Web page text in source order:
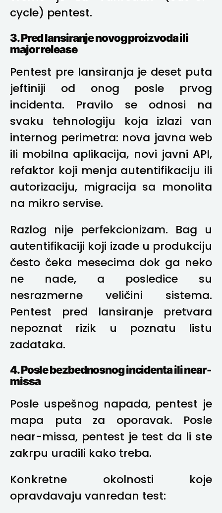
cycle) pentest.
3. Pred lansiranje novog proizvoda ili
major release
Pentest pre lansiranja je deset puta
jeftiniji od onog posle prvog
incidenta. Pravilo se odnosi na
svaku tehnologiju koja izlazi van
internog perimetra: nova javna web
ili mobilna aplikacija, novi javni API,
refaktor koji menja autentifikaciju ili
autorizaciju, migracija sa monolita
na mikro servise.
Razlog nije perfekcionizam. Bag u
autentifikaciji koji izađe u produkciju
često čeka mesecima dok ga neko
ne nađe, a posledice su
nesrazmerne veličini sistema.
Pentest pred lansiranje pretvara
nepoznat rizik u poznatu listu
zadataka.
4. Posle bezbednosnog incidenta ili near-
missa
Posle uspešnog napada, pentest je
mapa puta za oporavak. Posle
near-missa, pentest je test da li ste
zakrpu uradili kako treba.
Konkretne okolnosti koje
opravdavaju vanredan test: